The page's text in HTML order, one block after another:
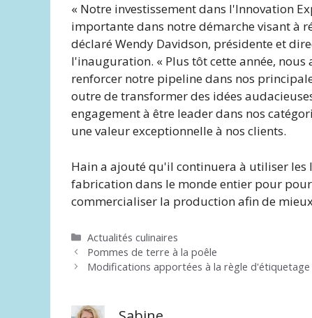
« Notre investissement dans l'Innovation
importante dans notre démarche visant à
déclaré Wendy Davidson, présidente et
l'inauguration. « Plus tôt cette année,
renforcer notre pipeline dans nos
outre de transformer des idées
engagement à être leader dans nos
une valeur exceptionnelle à nos clients.
Hain a ajouté qu'il continuera à utiliser les
fabrication dans le monde entier pour
commercialiser la production afin de
Catégories
Actualités culinaires
Pommes de terre à la poêle
Modifications apportées à la règle d'étiquetage